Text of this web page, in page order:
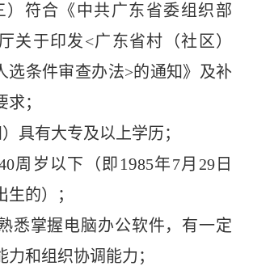
合《中共广东省委组织部
关于印发<广东省村（社区）
选条件审查办法>的通知》 及补
；
有大专及以上学历；
周岁以下（即 1985年7月 29日
生的）；
悉掌握电脑办公软件，有一定
力和组织协调能力；